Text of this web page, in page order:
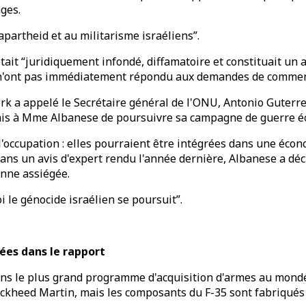
et au militarisme israéliens”.
“juridiquement infondé, diffamatoire et constituait un
pas immédiatement répondu aux demandes de
a appelé le Secrétaire général de l'ONU, Antonio
à Mme Albanese de poursuivre sa campagne de guerre
: elles pourraient être intégrées dans une
un avis d'expert rendu l'année dernière, Albanese a
assiégée.
génocide israélien se poursuit”.
dans le rapport
le plus grand programme d'acquisition d'armes au
Martin, mais les composants du F-35 sont